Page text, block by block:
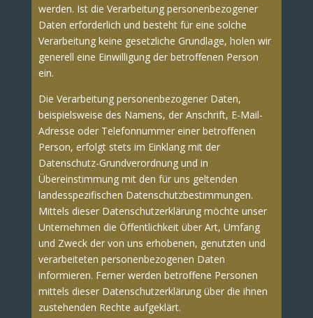
werden. Ist die Verarbeitung personenbezogener
Daten erforderlich und besteht für eine solche
Verarbeitung keine gesetzliche Grundlage, holen wir
generell eine Einwilligung der betroffenen Person
ein.
Die Verarbeitung personenbezogener Daten,
beispielsweise des Namens, der Anschrift, E-Mail-
Adresse oder Telefonnummer einer betroffenen
Person, erfolgt stets im Einklang mit der
Datenschutz-Grundverordnung und in
Übereinstimmung mit den für uns geltenden
landesspezifischen Datenschutzbestimmungen.
Mittels dieser Datenschutzerklärung möchte unser
Unternehmen die Öffentlichkeit über Art, Umfang
und Zweck der von uns erhobenen, genutzten und
verarbeiteten personenbezogenen Daten
informieren. Ferner werden betroffene Personen
mittels dieser Datenschutzerklärung über die ihnen
zustehenden Rechte aufgeklärt.